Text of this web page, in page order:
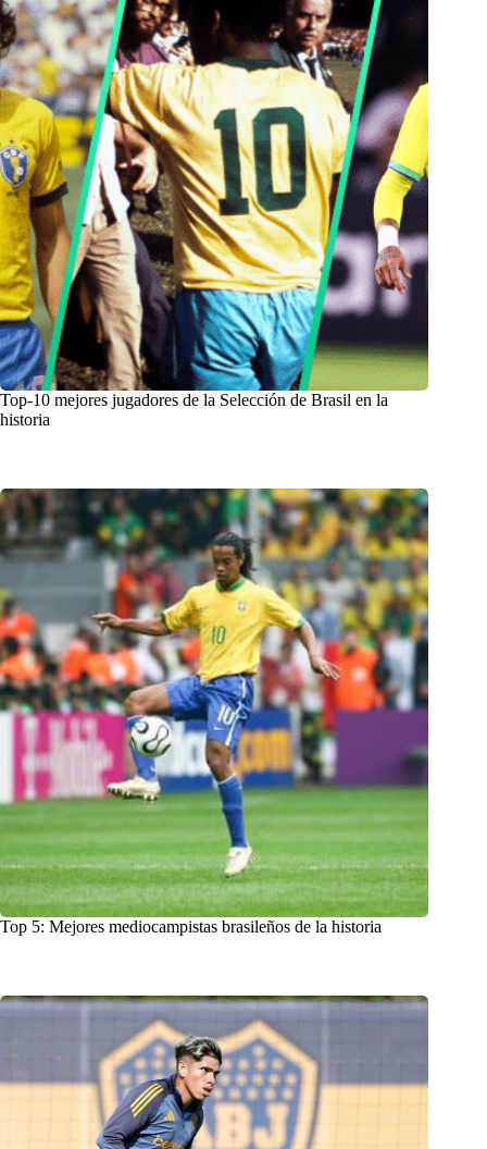
Top-10 mejores jugadores de la Selección de Brasil en la
historia
Top 5: Mejores mediocampistas brasileños de la historia